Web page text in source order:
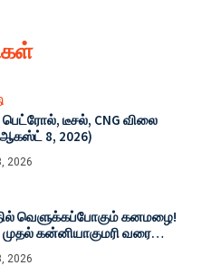
டீசல், CNG விலை
8, 2026)
2026
வெளுக்கப்போகும் கனமழை!
கன்னியாகுமரி வரை
இன்றைய முழு வானிலை
08-2026)
2026